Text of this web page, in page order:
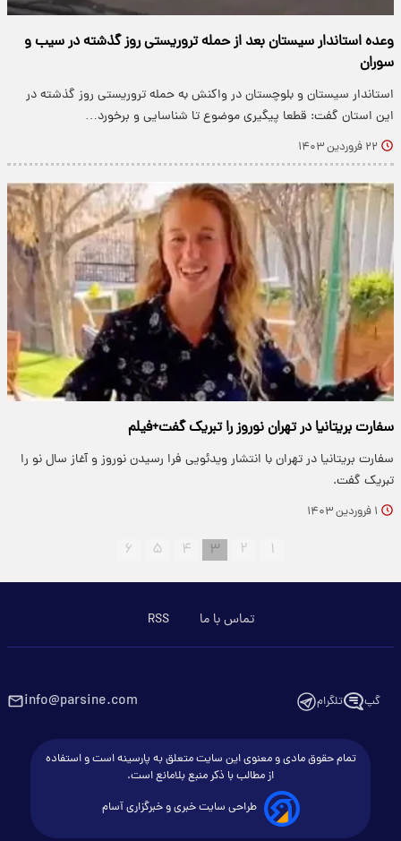
وعده استاندار سیستان بعد از حمله تروریستی روز گذشته در سیب و
سوران
استاندار سیستان و بلوچستان در واکنش به حمله تروریستی روز گذشته در
این استان گفت: قطعا پیگیری موضوع تا شناسایی و برخورد…
۲۲ فروردین ۱۴۰۳
سفارت بریتانیا در تهران نوروز را تبریک گفت+فیلم
سفارت بریتانیا در تهران با انتشار ویدئویی فرا رسیدن نوروز و آغاز سال نو را
تبریک گفت.
۱ فروردین ۱۴۰۳
۱ ۲ ۳ ۴ ۵ ۶
تماس با ما RSS
گپ تلگرام info@parsine.com
تمام حقوق مادی و معنوی این سایت متعلق به پارسینه است و استفاده
از مطالب با ذکر منبع بلامانع است.
طراحی سایت خبری و خبرگزاری آسام